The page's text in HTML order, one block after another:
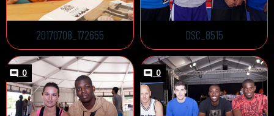
20170708_172655 DSC_8515
0 0